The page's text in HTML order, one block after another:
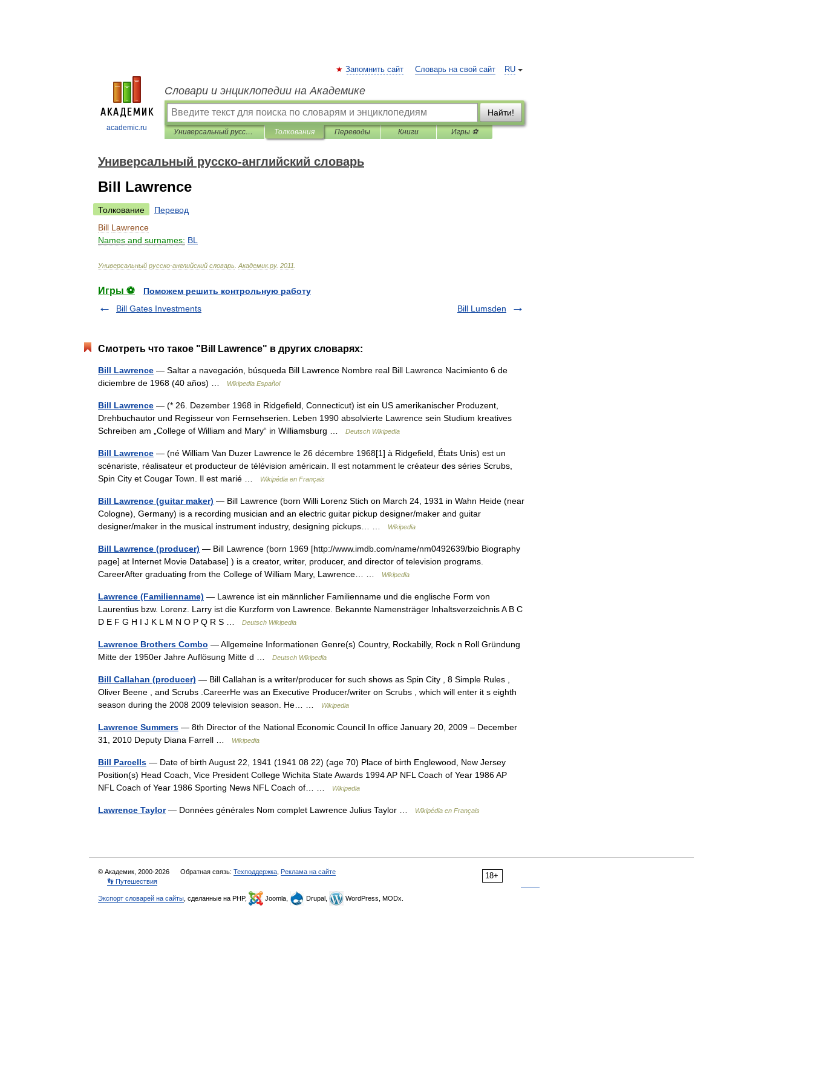
academic.ru
RU
Запомнить сайт Словарь на свой сайт
Словари и энциклопедии на Академике
Найти!
Универсальный русско-английский словарь Толкования Переводы Книги Игры ⚽
Универсальный русско-английский словарь
Bill Lawrence
Толкование
Перевод
Bill Lawrence
Names and surnames: BL
Универсальный русско-английский словарь Академик.ру. 2011
Игры ⚽
Поможем решить контрольную работу
Bill Gates Investments
Bill Lumsden
Смотреть что такое "Bill Lawrence" в других словарях:
Bill Lawrence — Saltar a navegación, búsqueda Bill Lawrence Nombre real Bill Lawrence Nacimiento 6 de
diciembre de 1968 (40 años) …
Wikipedia Español
Bill Lawrence — (* 26. Dezember 1968 in Ridgefield, Connecticut) ist ein US amerikanischer Produzent,
Drehbuchautor und Regisseur von Fernsehserien. Leben 1990 absolvierte Lawrence sein Studium kreatives
Schreiben am „College of William and Mary“ in Williamsburg …
Deutsch Wikipedia
Bill Lawrence — (né William Van Duzer Lawrence le 26 décembre 1968[1] à Ridgefield, États Unis) est un
scénariste, réalisateur et producteur de télévision américain. Il est notamment le créateur des séries Scrubs,
Spin City et Cougar Town. Il est marié …
Wikipédia en Français
Bill Lawrence (guitar maker) — Bill Lawrence (born Willi Lorenz Stich on March 24, 1931 in Wahn Heide (near
Cologne), Germany) is a recording musician and an electric guitar pickup designer/maker and guitar
designer/maker in the musical instrument industry, designing pickups… …
Wikipedia
Bill Lawrence (producer) — Bill Lawrence (born 1969 [http://www.imdb.com/name/nm0492639/bio Biography
page] at Internet Movie Database] ) is a creator, writer, producer, and director of television programs.
CareerAfter graduating from the College of William Mary, Lawrence… …
Wikipedia
Lawrence (Familienname) — Lawrence ist ein männlicher Familienname und die englische Form von
Laurentius bzw. Lorenz. Larry ist die Kurzform von Lawrence. Bekannte Namensträger Inhaltsverzeichnis A B C
D E F G H I J K L M N O P Q R S …
Deutsch Wikipedia
Lawrence Brothers Combo — Allgemeine Informationen Genre(s) Country, Rockabilly, Rock n Roll Gründung
Mitte der 1950er Jahre Auflösung Mitte d …
Deutsch Wikipedia
Bill Callahan (producer) — Bill Callahan is a writer/producer for such shows as Spin City , 8 Simple Rules ,
Oliver Beene , and Scrubs .CareerHe was an Executive Producer/writer on Scrubs , which will enter it s eighth
season during the 2008 2009 television season. He… …
Wikipedia
Lawrence Summers — 8th Director of the National Economic Council In office January 20, 2009 – December
31, 2010 Deputy Diana Farrell …
Wikipedia
Bill Parcells — Date of birth August 22, 1941 (1941 08 22) (age 70) Place of birth Englewood, New Jersey
Position(s) Head Coach, Vice President College Wichita State Awards 1994 AP NFL Coach of Year 1986 AP
NFL Coach of Year 1986 Sporting News NFL Coach of… …
Wikipedia
Lawrence Taylor— Données générales Nom complet Lawrence Julius Taylor … Wikipédia en Français
18+
© Академик, 2000-2026 Обратная связь: Техподдержка Реклама на сайте
👣 Путешествия
Экспорт словарей на сайты , сделанные на PHP, Joomla, Drupal, WordPress, MODx.